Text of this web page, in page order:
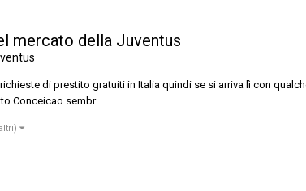
mercato della Juventus
di prestito gratuiti in Italia quindi se si arriva lì con
Conceicao sembr...